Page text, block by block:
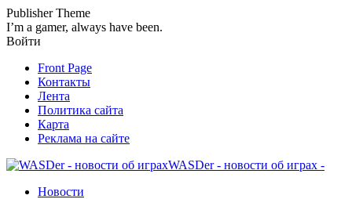
Publisher Theme
I’m a gamer, always have been.
Войти
Front Page
Контакты
Лента
Политика сайта
Карта
Реклама на сайте
WASDer - новости об играх -
Новости